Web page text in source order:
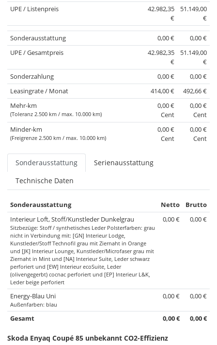
UPE / Listenpreis
42.982,35
€
51.149,00
€
Sonderausstattung 0,00 €
0,00 €
UPE / Gesamtpreis
42.982,35
€
51.149,00
€
Sonderzahlung
0,00 €
0,00 €
Leasingrate / Monat
414,00 €
492,66 €
Mehr-km
(Toleranz 2.500 km / max. 10.000 km)
0,00 €
Cent
0,00 €
Cent
Minder-km
(Freigrenze 2.500 km / max. 10.000 km)
0,00 €
Cent
0,00 €
Cent
Sonderausstattung
Serienausstattung
Technische Daten
Sonderausstattung Netto
Brutto
Interieur Loft, Stoff/Kunstleder Dunkelgrau
Sitzbezüge: Stoff / synthetisches Leder Polsterfarben: grau
nicht in Verbindung mit: [GN] Interieur Lodge,
Kunstleder/Stoff Technofil grau mit Ziernaht in Orange
und [JK] Interieur Lounge, Kunstleder/Microfaser grau mit
Ziernaht in Mint und [NA] Interieur Suite, Leder schwarz
perforiert und [EW] Interieur ecoSuite, Leder
(olivengegerbt) cocnac perforiert und [EP] Interieur L&K,
Leder beige perforiert
0,00 € 0,00 €
Energy-Blau Uni
Außenfarben: blau
0,00 € 0,00 €
Gesamt 0,00 € 0,00 €
Skoda Enyaq Coupé 85 unbekannt CO2-Effizienz